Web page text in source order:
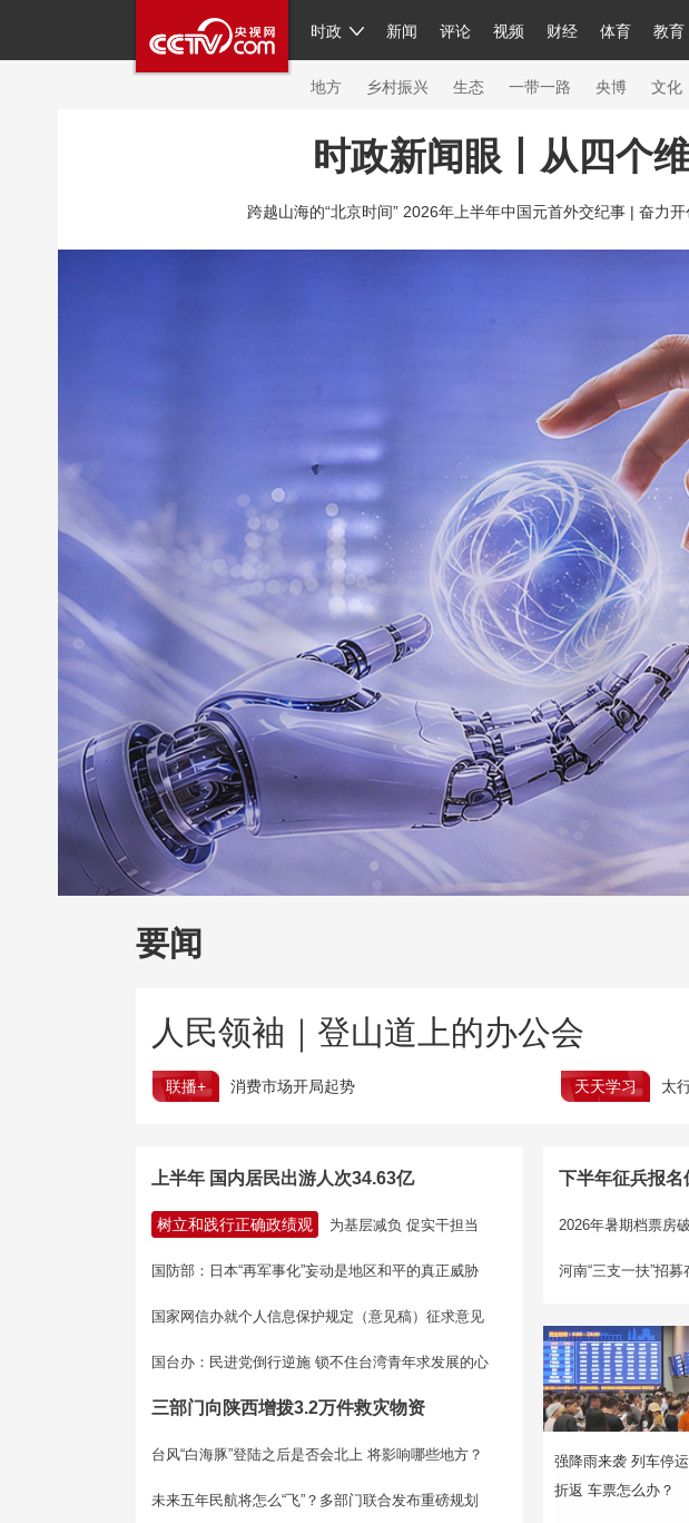
时政 新闻 评论 视频 财经 体育 教育
人民领袖习近平 联播+ 中国领导人 央视快评
直播 片库 栏目大全 节目单 听音 微视频
繁体 海外频道 iPanda English Монгол
地方 乡村振兴 生态 一带一路 央博 文化
网络春晚 共产党员网 秧纪录 纪录片网 国家大剧院
新闻 国内 国际 评论 经济 军事 科技 法治 文娱
4K
人生第一次
2026年世界杯 2026年冬奥会 NBA
CCTV奥林匹克频道 生活体育大会 体育江湖 文化体育
财经 教育 乡村振兴 生态环境 一带一路 央博 非遗 文
大国智造 大国展会 大国保险 云顶对话 云起 超级工厂
CCTV.节目官网 直播 节目单 栏目 片库 热播榜 总台企业
时政新闻眼丨从四个
跨越山海的“北京时间” 2026年上半年中国元首外交纪事 | 奋力
要闻
人民领袖｜登山道上的办公会
联播+ 消费市场开局起势 天天学习 太
上半年 国内居民出游人次34.63亿
树立和践行正确政绩观 为基层减负 促实干担当
国防部：日本“再军事化”妄动是地区和平的真正威胁
国家网信办就个人信息保护规定（意见稿）征求意见
国台办：民进党倒行逆施 锁不住台湾青年求发展的心
三部门向陕西增拨3.2万件救灾物资
台风“白海豚”登陆之后是否会北上 将影响哪些地方？
未来五年民航将怎么“飞”？多部门联合发布重磅规划
下半年征兵报
2026年暑期档票房
河南“三支一扶”招
强降雨来袭 列车停
折返 车票怎么办？